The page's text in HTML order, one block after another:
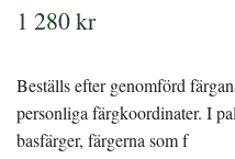
1 280 kr
Beställs efter genomförd
personliga färgkoordinater. I
basfärger, färgerna som f